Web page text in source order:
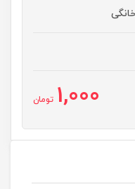
1,000 تومان